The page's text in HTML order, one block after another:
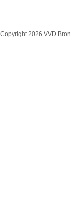
Copyright 2026 VVD